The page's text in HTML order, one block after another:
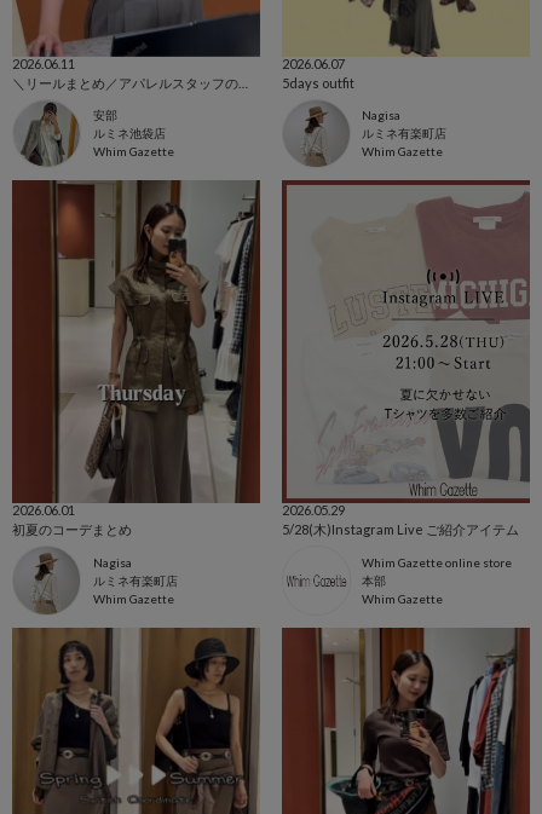
2026.06.11
安部
ルミネ池袋店
Whim Gazette
2026.06.07
5days outfit
Nagisa
ルミネ有楽町店
Whim Gazette
2026.06.01
初夏のコーデまとめ
Nagisa
ルミネ有楽町店
Whim Gazette
2026.05.29
5/28(木)Instagram Live ご紹介アイテム
Whim Gazette online store
本部
Whim Gazette